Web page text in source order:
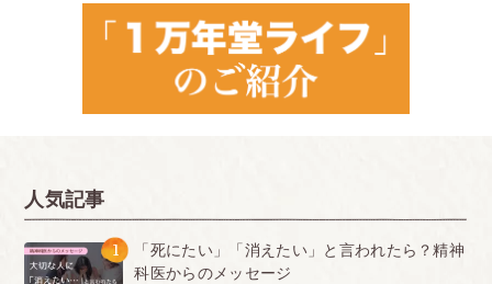
人気記事
1
「死にたい」「消えたい」と言われたら？精神
科医からのメッセージ